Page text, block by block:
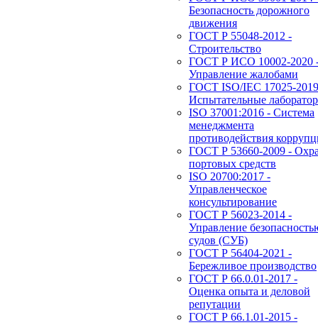
Безопасность дорожного
движения
ГОСТ Р 55048-2012 -
Строительство
ГОСТ Р ИСО 10002-2020
Управление жалобами
ГОСТ ISO/IEC 17025-
Испытательные
ISO 37001:2016 - Система
менеджмента
противодействия
ГОСТ Р 53660-2009 -
портовых средств
ISO 20700:2017 -
Управленческое
консультирование
ГОСТ Р 56023-2014 -
Управление
судов (СУБ)
ГОСТ Р 56404-2021 -
Бережливое производство
ГОСТ Р 66.0.01-2017 -
Оценка опыта и деловой
репутации
ГОСТ Р 66.1.01-2015 -